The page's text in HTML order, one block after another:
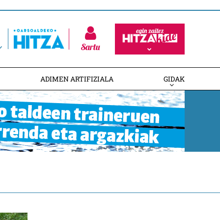
Sartu
ADIMEN ARTIFIZIALA GIDAK